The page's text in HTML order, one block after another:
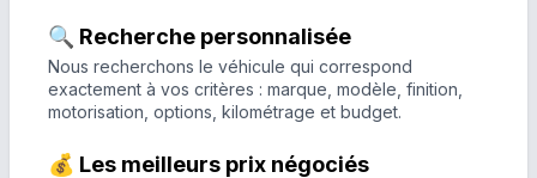
🔍 Recherche personnalisée
Nous recherchons le véhicule qui correspond
exactement à vos critères : marque, modèle, finition,
motorisation, options, kilométrage et budget.
💰 Les meilleurs prix négociés